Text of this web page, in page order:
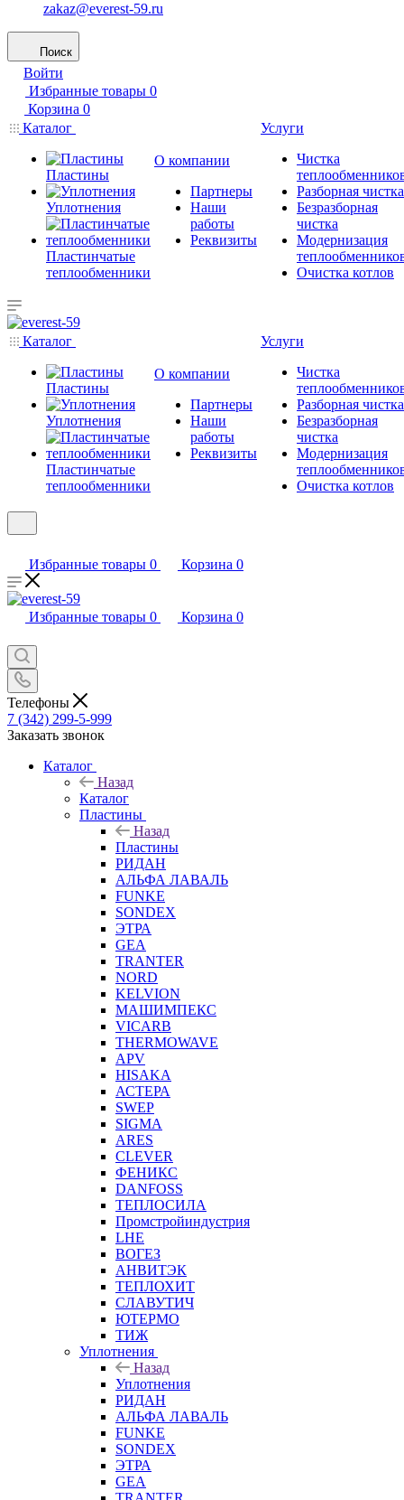
zakaz@everest-59.ru
Поиск
Войти
Избранные товары 0
Корзина 0
Каталог
Пластины
Уплотнения
Пластинчатые
теплообменники
О компании
Партнеры
Наши
работы
Реквизиты
Услуги
Чистка
Разборная чистка
Безразборная
чистка
Модернизация
Очистка котлов
Каталог
Пластины
Уплотнения
Пластинчатые
теплообменники
О компании
Партнеры
Наши
работы
Реквизиты
Услуги
Чистка
Разборная чистка
Безразборная
чистка
Модернизация
Очистка котлов
Избранные товары 0 Корзина 0
Избранные товары 0 Корзина 0
Телефоны
7 (342) 299-5-999
Заказать звонок
Каталог
Назад
Каталог
Пластины
Назад
Пластины
РИДАН
АЛЬФА ЛАВАЛЬ
FUNKE
SONDEX
ЭТРА
GEA
TRANTER
NORD
KELVION
МАШИМПЕКС
VICARB
THERMOWAVE
APV
HISAKA
АСТЕРА
SWEP
SIGMA
ARES
CLEVER
ФЕНИКС
DANFOSS
ТЕПЛОСИЛА
Промстройиндустрия
LHE
ВОГЕЗ
АНВИТЭК
ТЕПЛОХИТ
СЛАВУТИЧ
ЮТЕРМО
ТИЖ
Уплотнения
Назад
Уплотнения
РИДАН
АЛЬФА ЛАВАЛЬ
FUNKE
SONDEX
ЭТРА
GEA